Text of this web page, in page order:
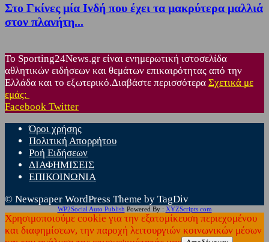
Στο Γκίνες μία Ινδή που έχει τα μακρύτερα μαλλιά
στον πλανήτη...
Το Sporting24News.gr είναι ενημερωτική ιστοσελίδα
αθλητικών ειδήσεων και θεμάτων επικαιρότητας από την
Ελλάδα και το εξωτερικό.Διαβάστε περισσότερα Σχετικά με
εμάς:
Facebook Twitter
Όροι χρήσης
Πολιτική Απορρήτου
Ροή Ειδήσεων
ΔΙΑΦΗΜΙΣΕΙΣ
ΕΠΙΚΟΙΝΩΝΙΑ
© Newspaper WordPress Theme by TagDiv
WP2Social Auto Publish Powered By : XYZScripts.com
Χρησιμοποιούμε cookie για την εξατομίκευση περιεχομένου
και διαφημίσεων, την παροχή λειτουργιών κοινωνικών μέσων